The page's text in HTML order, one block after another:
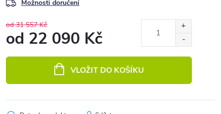
Možnosti doručení
od 31 557 Kč
od 22 090 Kč
VLOŽIT DO KOŠÍKU